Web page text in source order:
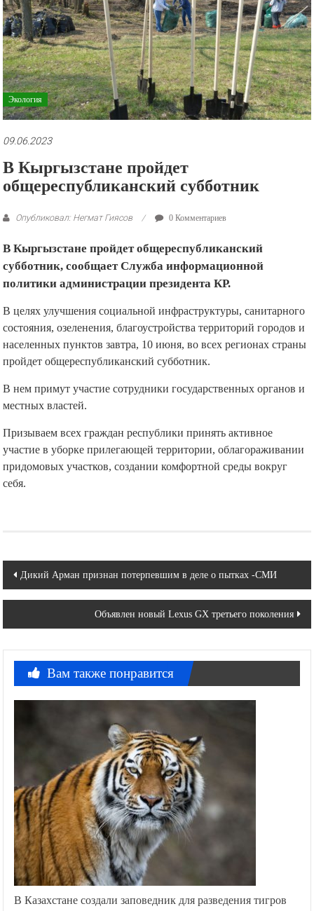
рекламные
ролики
и
презентации.
Экология
09.06.2023
В Кыргызстане пройдет
общереспубликанский субботник
Опубликовал: Негмат Гиясов 0 Комментариев
В Кыргызстане пройдет общереспубликанский
субботник, сообщает Служба информационной
политики администрации президента КР.
В целях улучшения социальной инфраструктуры, санитарного
состояния, озеленения, благоустройства территорий городов и
населенных пунктов завтра, 10 июня, во всех регионах страны
пройдет общереспубликанский субботник.
В нем примут участие сотрудники государственных органов и
местных властей.
Призываем всех граждан республики принять активное
участие в уборке прилегающей территории, облагораживании
придомовых участков, создании комфортной среды вокруг
себя.
Навигация
по
Дикий Арман признан потерпевшим в деле о пытках -СМИ
Объявлен новый Lexus GX третьего поколения
Вам также понравится
В Казахстане создали заповедник для разведения тигров